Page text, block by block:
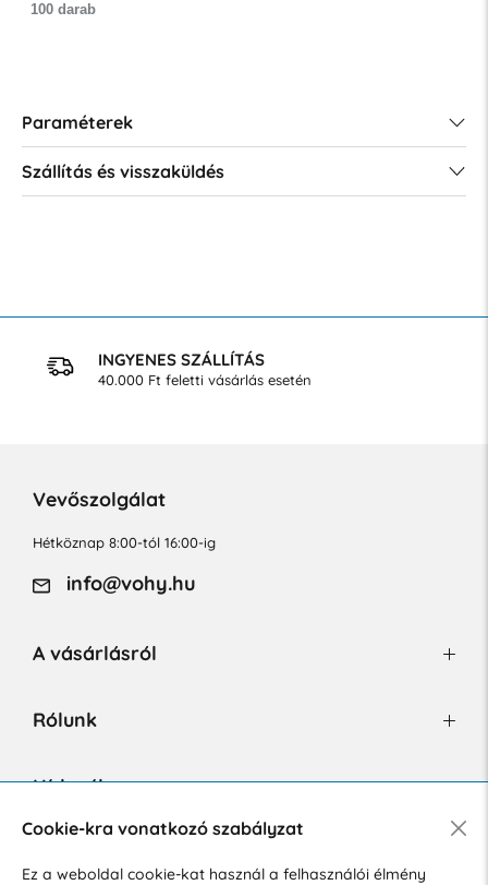
100 darab
Paraméterek
Szállítás és visszaküldés
INGYENES SZÁLLÍTÁS
40.000 Ft feletti vásárlás esetén
Vevőszolgálat
Hétköznap 8:00-tól 16:00-ig
info@vohy.hu
A vásárlásról
Rólunk
Hírlevél
Cookie-kra vonatkozó szabályzat
Ez a weboldal cookie-kat használ a felhasználói élmény